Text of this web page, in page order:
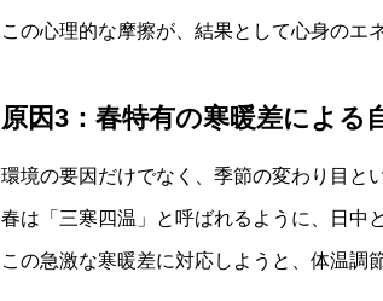
この心理的な摩擦が、結果として心身のエ
原因3：春特有の寒暖差による
環境の要因だけでなく、季節の変わり目と
春は「三寒四温」と呼ばれるように、日中
この急激な寒暖差に対応しようと、体温調